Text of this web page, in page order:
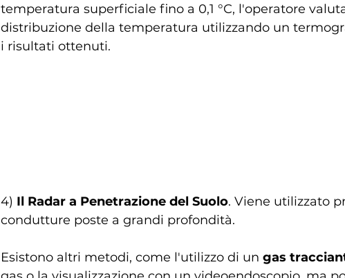
temperatura superficiale fino a 0,1 °C, l'operatore
distribuzione della temperatura utilizzando un
i risultati ottenuti.
4) Il Radar a Penetrazione del Suolo. Viene utilizzato
condutture poste a grandi profondità.
Esistono altri metodi, come l'utilizzo di un gas